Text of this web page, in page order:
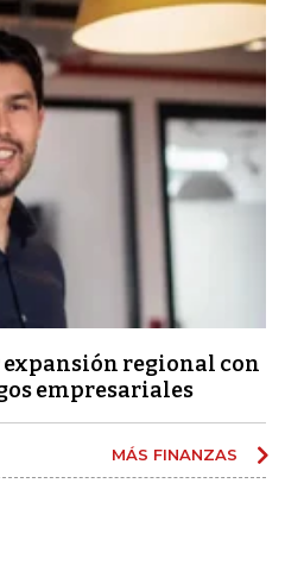
regional con
empresariales
MÁS FINANZAS